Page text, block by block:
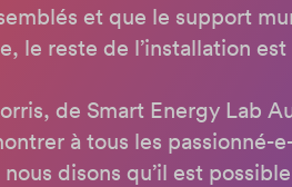
et que le support
le reste de l’installation
de Smart Energy Lab
à tous les passionné-
disons qu’il est